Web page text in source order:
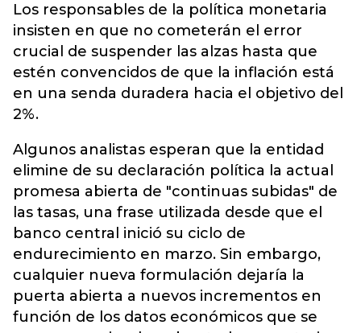
Los responsables de la política monetaria
insisten en que no cometerán el error
crucial de suspender las alzas hasta que
estén convencidos de que la inflación está
en una senda duradera hacia el objetivo del
2%.
Algunos analistas esperan que la entidad
elimine de su declaración política la actual
promesa abierta de "continuas subidas" de
las tasas, una frase utilizada desde que el
banco central inició su ciclo de
endurecimiento en marzo. Sin embargo,
cualquier nueva formulación dejaría la
puerta abierta a nuevos incrementos en
función de los datos económicos que se